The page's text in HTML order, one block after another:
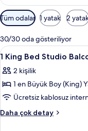
Odalar
için
mevcut
filtreler
Tüm odalar 1 yatak 2
30/30 oda gösteriliyor
1
King
Bed
Studio
Balcony
için
9
1 King Bed Studio
2 kişilik
1 en Büyük Boy (King)
Ücretsiz kablosuz
Daha çok detay
1